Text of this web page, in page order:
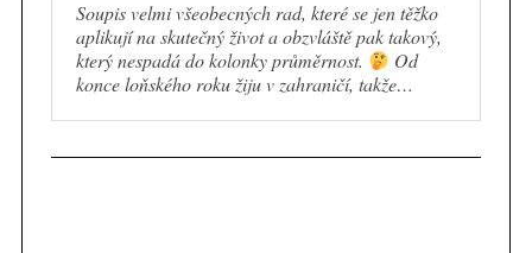
Soupis velmi všeobecných rad, které se jen těžko
aplikují na skutečný život a obzvláště pak takový,
který nespadá do kolonky průměrnost.
Od
konce loňského roku žiju v zahraničí, takže…